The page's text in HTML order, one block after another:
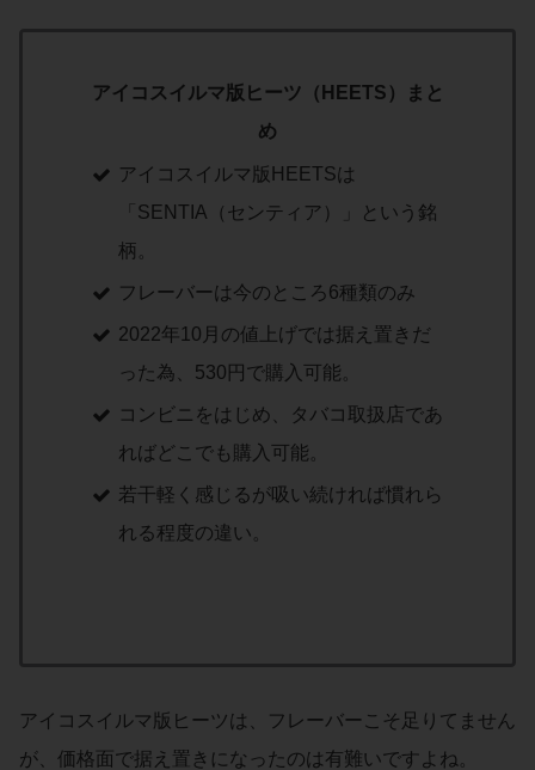
アイコスイルマ版ヒーツ（HEETS）まと
め
アイコスイルマ版HEETSは
「SENTIA（センティア）」という銘
柄。
フレーバーは今のところ6種類のみ
2022年10月の値上げでは据え置きだ
った為、530円で購入可能。
コンビニをはじめ、タバコ取扱店であ
ればどこでも購入可能。
若干軽く感じるが吸い続ければ慣れら
れる程度の違い。
アイコスイルマ版ヒーツは、フレーバーこそ足りてません
が、価格面で据え置きになったのは有難いですよね。